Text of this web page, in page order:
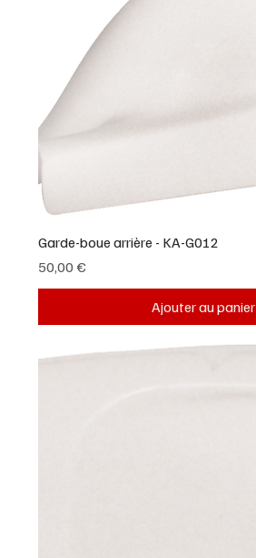
Garde-boue arrière - KA-G012
Prix
50,00 €
Ajouter au panier